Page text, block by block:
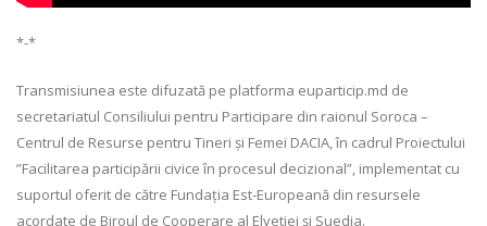
*-*
Transmisiunea este difuzată pe platforma euparticip.md de
secretariatul Consiliului pentru Participare din raionul Soroca –
Centrul de Resurse pentru Tineri și Femei DACIA, în cadrul Proiectului
”Facilitarea participării civice în procesul decizional”, implementat cu
suportul oferit de către Fundația Est-Europeană din resursele
acordate de Biroul de Cooperare al Elvetiei și Suedia.